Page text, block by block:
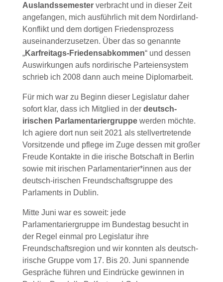
Auslandssemester verbracht und in dieser Zeit
angefangen, mich ausführlich mit dem Nordirland-
Konflikt und dem dortigen Friedensprozess
auseinanderzusetzen. Über das so genannte
„Karfreitags-Friedensabkommen“ und dessen
Auswirkungen aufs nordirische Parteiensystem
schrieb ich 2008 dann auch meine Diplomarbeit.
Für mich war zu Beginn dieser Legislatur daher
sofort klar, dass ich Mitglied in der deutsch-
irischen Parlamentariergruppewerden möchte.
Ich agiere dort nun seit 2021 als stellvertretende
Vorsitzende und pflege im Zuge dessen mit großer
Freude Kontakte in die irische Botschaft in Berlin
sowie mit irischen Parlamentarier*innen aus der
deutsch-irischen Freundschaftsgruppe des
Parlaments in Dublin.
Mitte Juni war es soweit: jede
Parlamentariergruppe im Bundestag besucht in
der Regel einmal pro Legislatur ihre
Freundschaftsregion und wir konnten als deutsch-
irische Gruppe vom 17. Bis 20. Juni spannende
Gespräche führen und Eindrücke gewinnen in